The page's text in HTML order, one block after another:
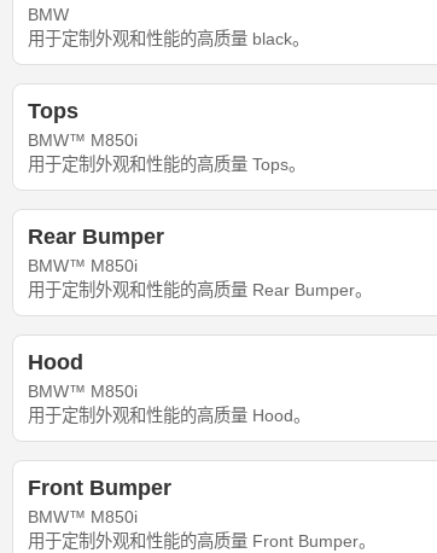
BMW
用于定制外观和性能的高质量 black。
Tops
BMW™ M850i
用于定制外观和性能的高质量 Tops。
Rear Bumper
BMW™ M850i
用于定制外观和性能的高质量 Rear Bumper。
Hood
BMW™ M850i
用于定制外观和性能的高质量 Hood。
Front Bumper
BMW™ M850i
用于定制外观和性能的高质量 Front Bumper。